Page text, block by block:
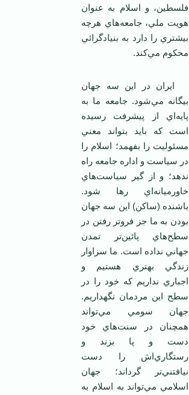
فلسطين، و اسلام به عنوان
هويت ملي، جامعه‌هاي هرچه
بيشتري را دارد به بنيادگرائي
محکوم مي‌کند.
ايران در اين سه جهان
بيگانه مي‌شود. جامعه ما به
پايه‌اي از پيشرفت رسيده
است که بايد بتواند معني
مسئوليت را بفهمد؛ اسلام را
در سياست و اداره جامعه راه
ندهد؛ و از گير سياست‌هاي
خاورميانه‌اي رها شود.
باشنده (ساکن) اين سه جهان
بودن به ما جز فروتر رفتن در
سطح‌هاي پائين‌تر تمدن
جهاني نداده است. ما سزاوار
زندگي بهتري هستيم و
اجباري نداريم که خود را در
سطح اين مردمان نگهداريم.
جهان سومي مي‌تواند
همچنان در سنت‌هاي خود
دست و پا بزند و
رستگاري‌اش را دست
نيافتني‌تر گرداند؛ جهان
اسلامي مي‌تواند به اسلام به